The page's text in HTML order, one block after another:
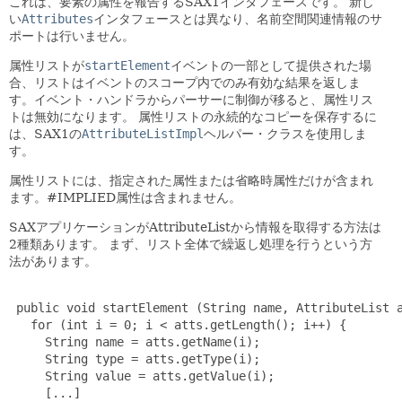
いAttributesインタフェースとは異なり、名前空間関連情報のサ
ポートは行いません。
属性リストがstartElementイベントの一部として提供された場
合、リストはイベントのスコープ内でのみ有効な結果を返しま
す。イベント・ハンドラからパーサーに制御が移ると、属性リス
トは無効になります。
属性リストの永続的なコピーを保存するに
は、SAX1のAttributeListImplヘルパー・クラスを使用しま
す。
属性リストには、指定された属性または省略時属性だけが含まれ
ます。#IMPLIED属性は含まれません。
SAXアプリケーションがAttributeListから情報を取得する方法は
2種類あります。
まず、リスト全体で繰返し処理を行うという方
法があります。
public void startElement (String name, AttributeList
   for (int i = 0; i < atts.getLength(); i++) {
     String name = atts.getName(i);
     String type = atts.getType(i);
     String value = atts.getValue(i);
     [...]